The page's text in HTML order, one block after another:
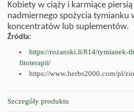
Kobiety w ciąży i karmiące
nadmiernego spożycia tymianku
koncentratów lub suplementów.
Źródła:
https://rozanski.li/814/tymianek-
fitoterapii/
https://www.herbs2000.com/pl/
Szczegóły produktu